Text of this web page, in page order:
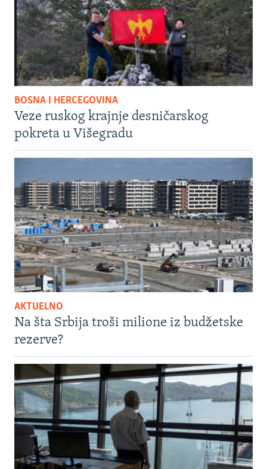
BOSNA I HERCEGOVINA
Veze ruskog krajnje desničarskog
pokreta u Višegradu
AKTUELNO
Na šta Srbija troši milione iz budžetske
rezerve?